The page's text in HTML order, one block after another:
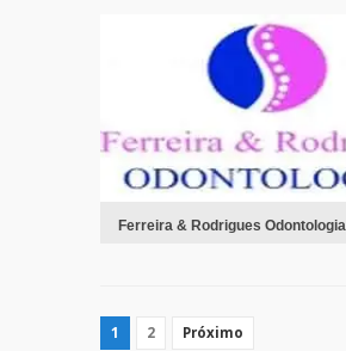
Ferreira & Rodrigues Odontologia
1 2 Próximo